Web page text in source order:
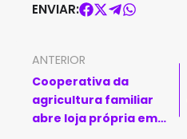
ENVIAR:
ANTERIOR
Cooperativa da
agricultura familiar
abre loja própria em